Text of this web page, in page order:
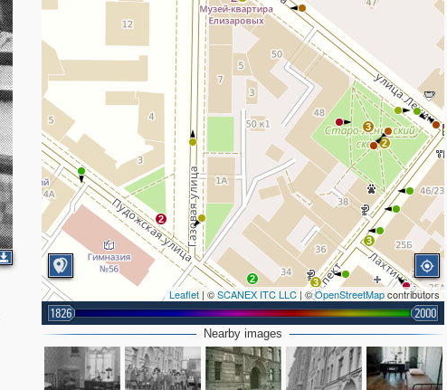
3
2
3
2
2
2 3
3
Leaflet | ©SCANEX ITC LLC | ©OpenStreetMapcontributors
1826 2000
Nearby images